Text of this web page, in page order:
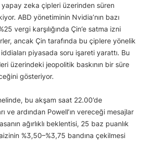
yapay zeka çipleri üzerinden süren
ABD yönetiminin Nvidia’nın bazı
vergi karşılığında Çin’e satma izni
ancak Çin tarafında bu çiplere yönelik
piyasada soru işareti yarattı. Bu
üzerindeki jeopolitik baskının bir süre
gösteriyor.
bu akşam saat 22.00’de
ve ardından Powell’ın vereceği mesajlar
ağırlıklı beklentisi, 25 baz puanlık
%3,50–%3,75 bandına çekilmesi